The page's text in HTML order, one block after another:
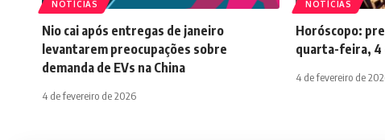
NOTÍCIAS
Nio cai após entregas de janeiro
levantarem preocupações sobre
demanda de EVs na China
4 de fevereiro de 2026
NOTÍCIAS
Horóscopo:
quarta-feira,
4 de fevereiro de